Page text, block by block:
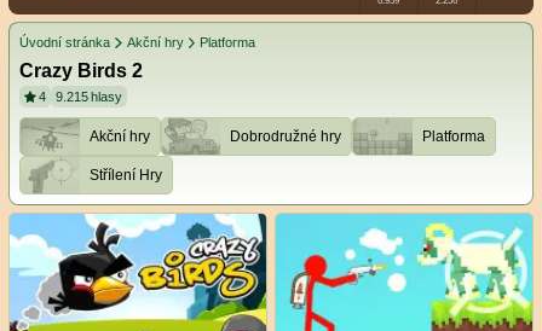
Úvodní stránka Akční hry Platforma
Crazy Birds 2
4 9.215 hlasy
Akční hry Dobrodružné hry Platforma
Střílení Hry